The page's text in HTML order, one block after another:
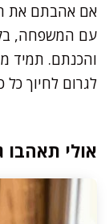
אם אהבתם את
עם המשפחה,
והכנתם. תמיד
לגרום לחיוך כל
אולי תאהבו